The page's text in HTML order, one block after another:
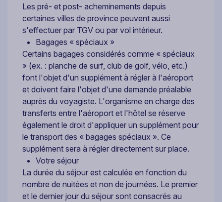
Les pré- et post- acheminements depuis
certaines villes de province peuvent aussi
s'effectuer par TGV ou par vol intérieur.
Bagages « spéciaux »
Certains bagages considérés comme « spéciaux
» (ex. : planche de surf, club de golf, vélo, etc.)
font l'objet d'un supplément à régler à l'aéroport
et doivent faire l'objet d'une demande préalable
auprès du voyagiste. L'organisme en charge des
transferts entre l'aéroport et l'hôtel se réserve
également le droit d'appliquer un supplément pour
le transport des « bagages spéciaux ». Ce
supplément sera à régler directement sur place.
Votre séjour
La durée du séjour est calculée en fonction du
nombre de nuitées et non de journées. Le premier
et le dernier jour du séjour sont consacrés au